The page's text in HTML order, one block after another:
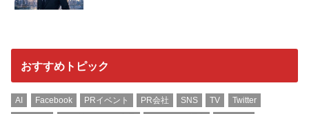
おすすめトピック
AI Facebook PRイベント PR会社 SNS TV
Twitter